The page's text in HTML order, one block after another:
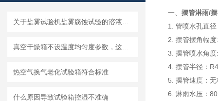
热空气换气老化试验箱符合标准
什么原因导致试验箱控湿不准确
一、 摆管淋雨/
1. 管喷水孔直
2. 摆管摆角幅
3. 摆管喷水角
4. 摆管半径：
5. 摆管速度：
6. 淋雨水压：